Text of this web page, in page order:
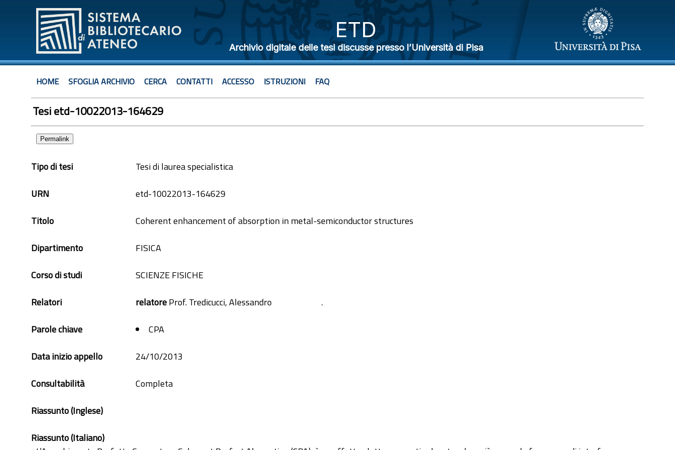
ETD
Archivio digitale delle tesi discusse presso l’Università di Pisa
HOME SFOGLIA ARCHIVIO CERCA CONTATTI ACCESSO ISTRUZIONI FAQ
Tesi etd-10022013-164629
Permalink
Tipo di tesi
Tesi di laurea specialistica
URN
etd-10022013-164629
Titolo
Coherent enhancement of absorption in metal-semiconductor structures
Dipartimento
FISICA
Corso di studi
SCIENZE FISICHE
Relatori
.
relatoreProf. Tredicucci, Alessandro
Parole chiave
CPA
Data inizio appello
24/10/2013
Consultabilità
Completa
Riassunto (Inglese)
Riassunto (Italiano)